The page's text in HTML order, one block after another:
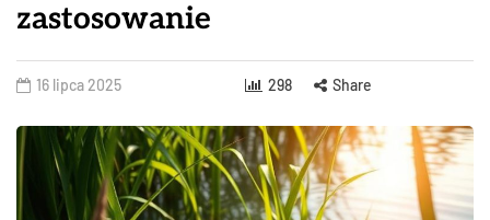
zastosowanie
16 lipca 2025 298 Share